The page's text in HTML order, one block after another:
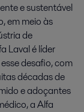
e sustentável
em meio às
de
Laval é líder
desafio, com
décadas de
e adoçantes
a Alfa